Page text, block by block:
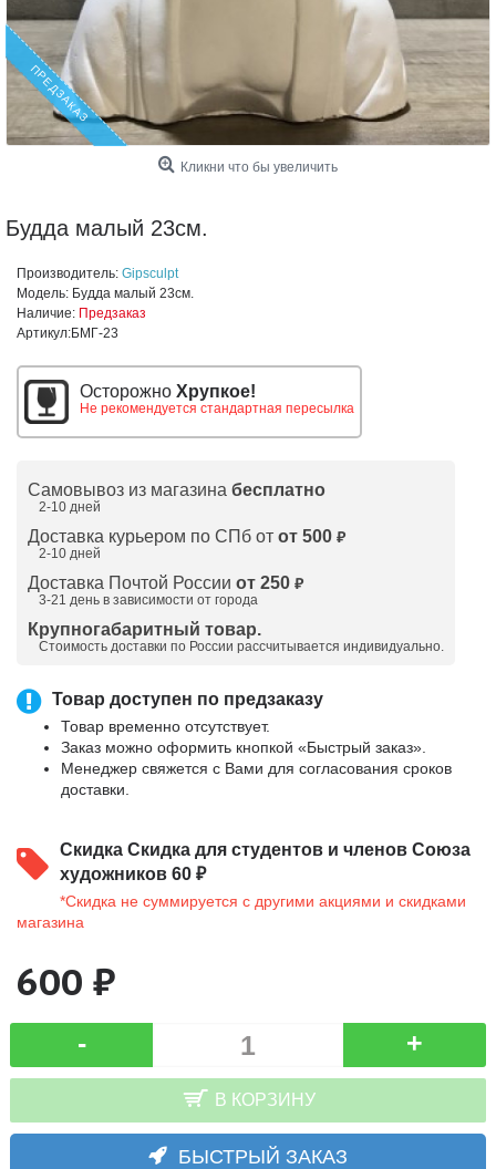
ПРЕДЗАКАЗ
Кликни что бы увеличить
Будда малый 23см.
Производитель: Gipsculpt
Модель: Будда малый 23см.
Наличие: Предзаказ
Артикул:БМГ-23
Осторожно Хрупкое!
Не рекомендуется стандартная пересылка
Самовывоз из магазина бесплатно
2-10 дней
Доставка курьером по СПб от от 500 ₽
2-10 дней
Доставка Почтой России от 250 ₽
3-21 день в зависимости от города
Крупногабаритный товар.
Стоимость доставки по России рассчитывается индивидуально.
Товар доступен по предзаказу
Товар временно отсутствует.
Заказ можно оформить кнопкой «Быстрый заказ».
Менеджер свяжется с Вами для согласования сроков
доставки.
Скидка Скидка для студентов и членов Союза
художников 60 ₽
*Скидка не суммируется с другими акциями и скидками
магазина
600 ₽
- +
В КОРЗИНУ
БЫСТРЫЙ ЗАКАЗ